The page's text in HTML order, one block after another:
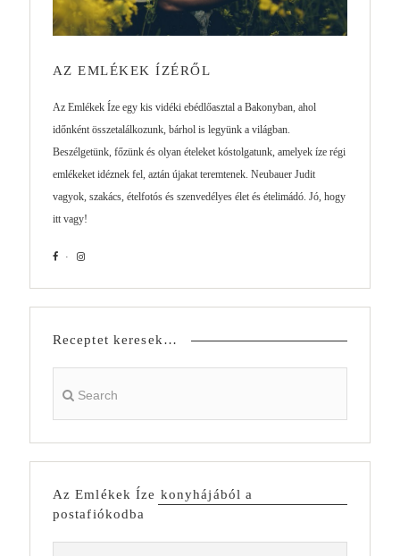
AZ EMLÉKEK ÍZÉRŐL
Az Emlékek Íze egy kis vidéki ebédlőasztal a Bakonyban, ahol
időnként összetalálkozunk, bárhol is legyünk a világban.
Beszélgetünk, főzünk és olyan ételeket kóstolgatunk, amelyek íze régi
emlékeket idéznek fel, aztán újakat teremtenek. Neubauer Judit
vagyok, szakács, ételfotós és szenvedélyes élet és ételimádó. Jó, hogy
itt vagy!
Receptet keresek…
Az Emlékek Íze konyhájából a
postafiókodba